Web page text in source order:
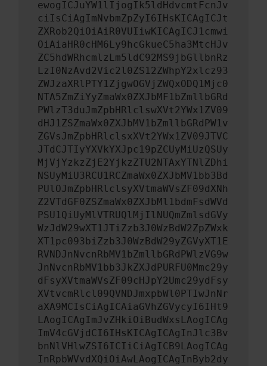
ewogICJuYW1lIjogIk5ldHdvcmtFcnJv
ciIsCiAgImNvbmZpZyI6IHsKICAgICJt
ZXRob2QiOiAiR0VUIiwKICAgICJ1cmwi
OiAiaHR0cHM6Ly9hcGkueC5ha3MtcHJv
ZC5hdWRhcmlzLm5ldC92MS9jbGllbnRz
LzI0NzAvd2Vic2l0ZS12ZWhpY2xlcz93
ZWJzaXRlPTY1ZjgwOGVjZWQxODQ1Mjc0
NTA5ZmZiYyZmaWx0ZXJbMF1bZmllbGRd
PWlzT3duJmZpbHRlclswXVt2YWx1ZV09
dHJ1ZSZmaWx0ZXJbMV1bZmllbGRdPW1v
ZGVsJmZpbHRlclsxXVt2YWx1ZV09JTVC
JTdCJTIyYXVkYXJpc19pZCUyMiUzQSUy
MjVjYzkzZjE2YjkzZTU2NTAxYTNlZDhi
NSUyMiU3RCU1RCZmaWx0ZXJbMV1bb3Bd
PUlOJmZpbHRlclsyXVtmaWVsZF09dXNh
Z2VTdGF0ZSZmaWx0ZXJbMl1bdmFsdWVd
PSU1QiUyMlVTRUQlMjIlNUQmZmlsdGVy
WzJdW29wXT1JTiZzb3J0WzBdW2ZpZWxk
XT1pc093biZzb3J0WzBdW29yZGVyXT1E
RVNDJnNvcnRbMV1bZmllbGRdPWlzVG9w
JnNvcnRbMV1bb3JkZXJdPURFU0Mmc29y
dFsyXVtmaWVsZF09cHJpY2Umc29ydFsy
XVtvcmRlcl09QVNDJmxpbWl0PTIwJnNr
aXA9MCIsCiAgICAiaGVhZGVycyI6IHt9
LAogICAgImJvZHkiOiBudWxsLAogICAg
ImV4cGVjdCI6IHsKICAgICAgInJlc3Bv
bnNlVHlwZSI6ICIiCiAgICB9LAogICAg
InRpbWVvdXQiOiAwLAogICAgInByb2dy